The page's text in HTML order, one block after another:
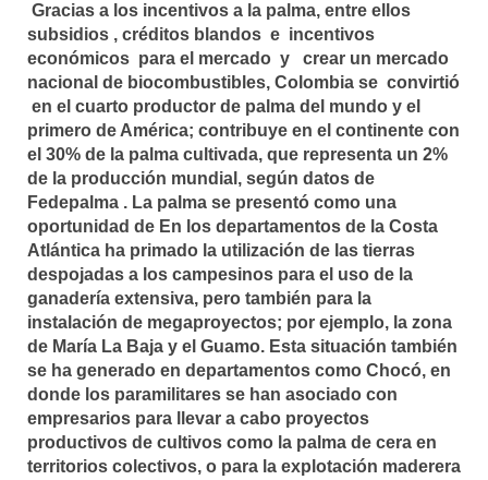
Gracias a los incentivos a la palma, entre ellos
subsidios , créditos blandos e incentivos
económicos para el mercado y crear un mercado
nacional de biocombustibles, Colombia se convirtió
en el cuarto productor de palma del mundo y el
primero de América; contribuye en el continente con
el 30% de la palma cultivada, que representa un 2%
de la producción mundial, según datos de
Fedepalma . La palma se presentó como una
oportunidad de En los departamentos de la Costa
Atlántica ha primado la utilización de las tierras
despojadas a los campesinos para el uso de la
ganadería extensiva, pero también para la
instalación de megaproyectos; por ejemplo, la zona
de María La Baja y el Guamo. Esta situación también
se ha generado en departamentos como Chocó, en
donde los paramilitares se han asociado con
empresarios para llevar a cabo proyectos
productivos de cultivos como la palma de cera en
territorios colectivos, o para la explotación maderera